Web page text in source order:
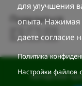
Поделиться
Авторское
для улучшения
опыта. Нажимая
даете согласие
Политика
Настройки файлов